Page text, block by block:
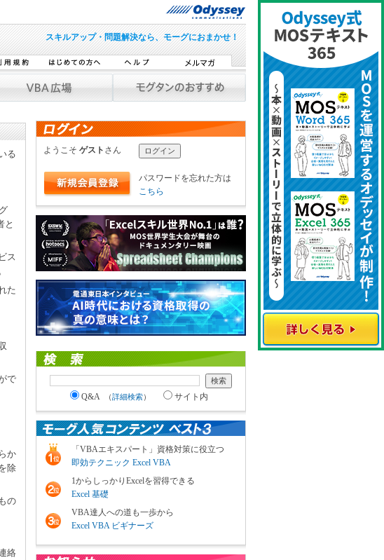
スキルアップ・問題解決なら、モーグにおまかせ！
る
と
ス
た
で
か
除
の
絡
ようこそ ゲスト さん
パスワードを忘れた方は
こちら
Q&A （詳細検索） サイト内
「VBAエキスパート」資格対策に役立つ
即効テクニック Excel VBA
1からしっかりExcelを習得できる
Excel 基礎
VBA達人への道も一歩から
Excel VBA ビギナーズ